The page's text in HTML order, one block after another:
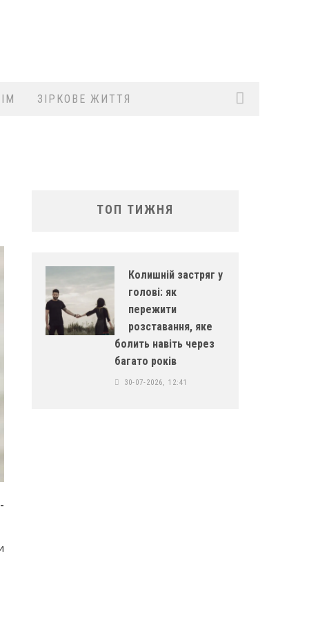
ЗІРКОВЕ ЖИТТЯ
ТОП ТИЖНЯ
Колишній застряг у
голові: як
пережити
розставання, яке
болить навіть через
багато років
30-07-2026, 12:41